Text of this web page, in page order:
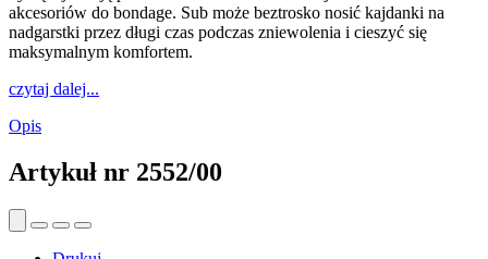
akcesoriów do bondage. Sub może beztrosko nosić kajdanki na
nadgarstki przez długi czas podczas zniewolenia i cieszyć się
maksymalnym komfortem.
czytaj dalej...
Opis
Artykuł nr 2552/00